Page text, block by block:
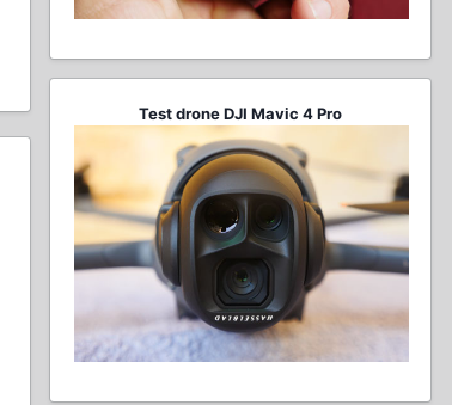
Test drone DJI Mavic 4 Pro